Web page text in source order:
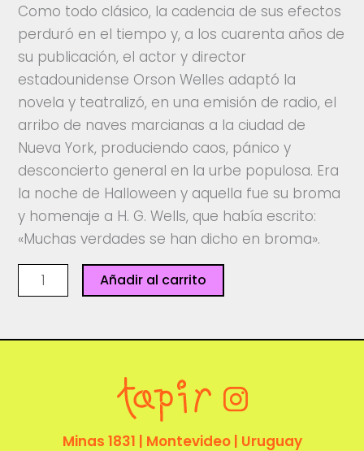
Como todo clásico, la cadencia de sus efectos
perduró en el tiempo y, a los cuarenta años de
su publicación, el actor y director
estadounidense Orson Welles adaptó la
novela y teatralizó, en una emisión de radio, el
arribo de naves marcianas a la ciudad de
Nueva York, produciendo caos, pánico y
desconcierto general en la urbe populosa. Era
la noche de Halloween y aquella fue su broma
y homenaje a H. G. Wells, que había escrito:
«Muchas verdades se han dicho en broma».
guerra
los
Añadir al carrito
Minas 1831 | Montevideo | Uruguay